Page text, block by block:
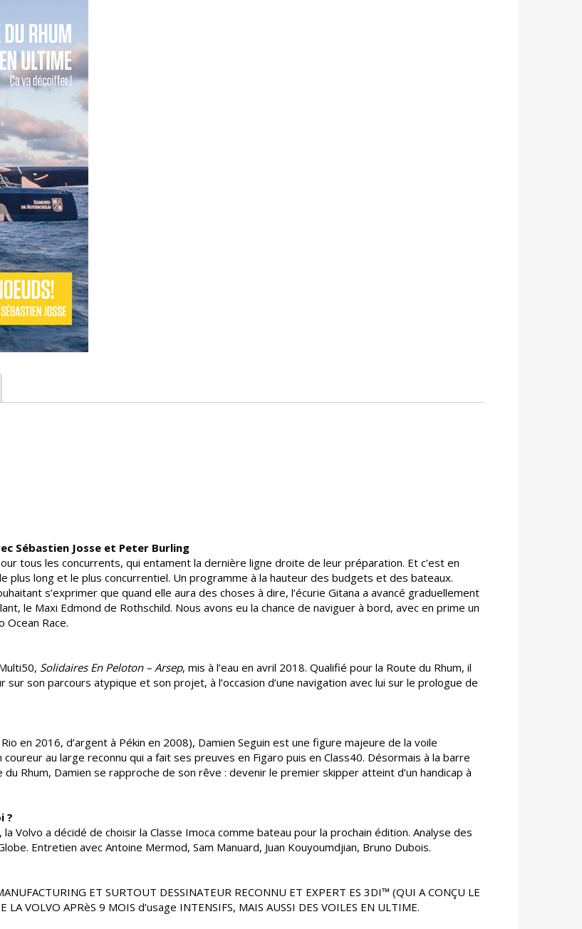
Sébastien Josse et Peter Burling
tous les concurrents, qui entament la dernière ligne droite de leur préparation. Et c’est en
plus long et le plus concurrentiel. Un programme à la hauteur des budgets et des bateaux.
s’exprimer que quand elle aura des choses à dire, l’écurie Gitana a avancé graduellement
le Maxi Edmond de Rothschild. Nous avons eu la chance de naviguer à bord, avec en prime un
Race.
Solidaires En Peloton – Arsep, mis à l’eau en avril 2018. Qualifié pour la Route du Rhum, il
son parcours atypique et son projet, à l’occasion d’une navigation avec lui sur le prologue de
en 2016, d’argent à Pékin en 2008), Damien Seguin est une figure majeure de la voile
au large reconnu qui a fait ses preuves en Figaro puis en Class40. Désormais à la barre
du Rhum, Damien se rapproche de son rêve : devenir le premier skipper atteint d’un handicap à
?
Volvo a décidé de choisir la Classe Imoca comme bateau pour la prochain édition. Analyse des
Entretien avec Antoine Mermod, Sam Manuard, Juan Kouyoumdjian, Bruno Dubois.
ET SURTOUT DESSINATEUR RECONNU ET EXPERT ES 3DI™ (QUI A CONÇU LE
LA VOLVO APRèS 9 MOIS d’usage INTENSIFS, MAIS AUSSI DES VOILES EN ULTIME.